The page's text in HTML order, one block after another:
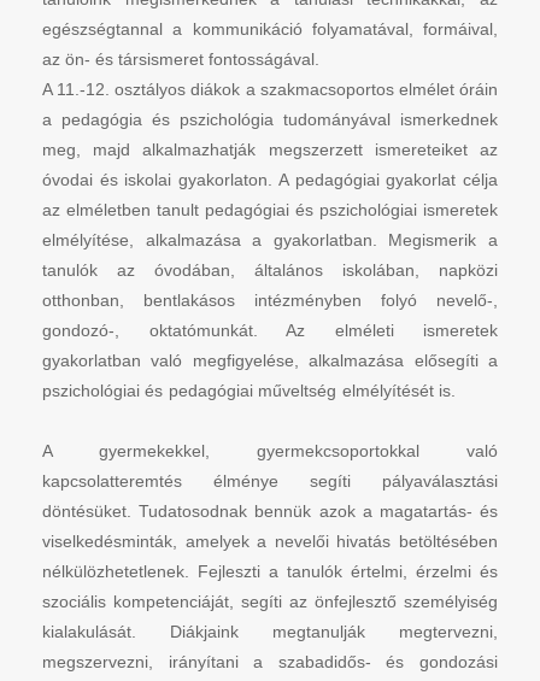
egészségtannal a kommunikáció folyamatával, formáival,
az ön- és társismeret fontosságával.
A 11.-12. osztályos diákok a szakmacsoportos elmélet óráin
a pedagógia és pszichológia tudományával ismerkednek
meg, majd alkalmazhatják megszerzett ismereteiket az
óvodai és iskolai gyakorlaton. A pedagógiai gyakorlat célja
az elméletben tanult pedagógiai és pszichológiai ismeretek
elmélyítése, alkalmazása a gyakorlatban. Megismerik a
tanulók az óvodában, általános iskolában, napközi
otthonban, bentlakásos intézményben folyó nevelő-,
gondozó-, oktatómunkát. Az elméleti ismeretek
gyakorlatban való megfigyelése, alkalmazása elősegíti a
pszichológiai és pedagógiai műveltség elmélyítését is.
A gyermekekkel, gyermekcsoportokkal való
kapcsolatteremtés élménye segíti pályaválasztási
döntésüket. Tudatosodnak bennük azok a magatartás- és
viselkedésminták, amelyek a nevelői hivatás betöltésében
nélkülözhetetlenek. Fejleszti a tanulók értelmi, érzelmi és
szociális kompetenciáját, segíti az önfejlesztő személyiség
kialakulását. Diákjaink megtanulják megtervezni,
megszervezni, irányítani a szabadidős- és gondozási